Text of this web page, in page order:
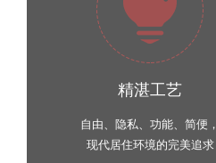
精湛工艺
自由、隐私、功能、简便，
现代居住环境的完美追求